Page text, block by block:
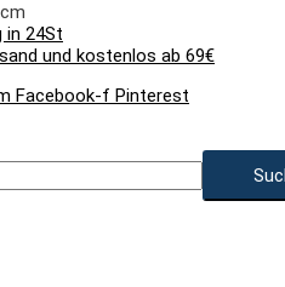
in 24St
und kostenlos ab 69€
Facebook-f Pinterest